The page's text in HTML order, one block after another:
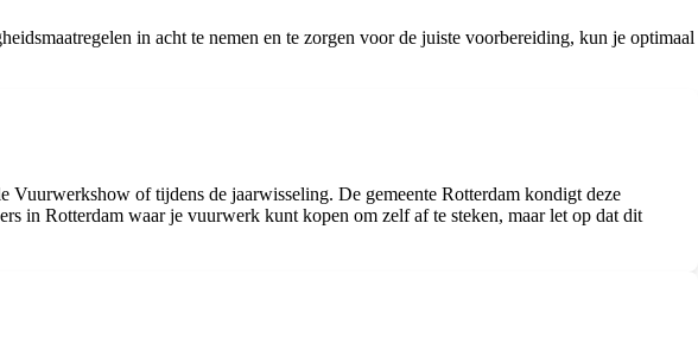
in acht te nemen en te zorgen voor de juiste voorbereiding, kun je optimaal
of tijdens de jaarwisseling. De gemeente Rotterdam kondigt deze
in Rotterdam waar je vuurwerk kunt kopen om zelf af te steken, maar let op dat dit